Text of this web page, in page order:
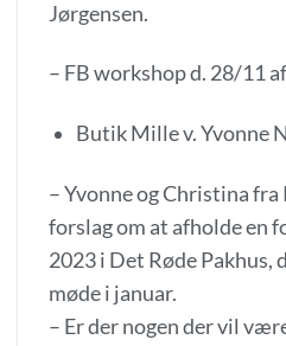
Jørgensen.
– FB workshop d. 28/11
Butik Mille v. Yvonne
– Yvonne og Christina
forslag om at afholde en
2023 i Det Røde Pakhus,
møde i januar.
– Er der nogen der vil